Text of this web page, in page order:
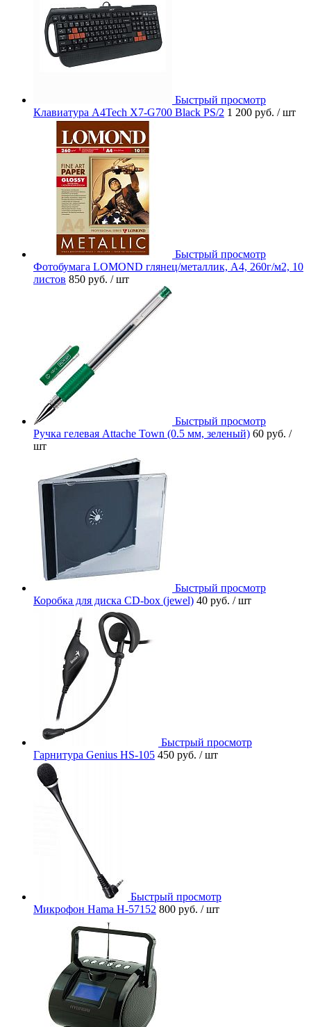
Быстрый просмотр
Клавиатура A4Tech X7-G700 Black PS/2 1 200 руб. / шт
Быстрый просмотр
Фотобумага LOMOND глянец/металлик, А4, 260г/м2, 10
листов 850 руб. / шт
Быстрый просмотр
Ручка гелевая Attache Town (0.5 мм, зеленый) 60 руб. /
шт
Быстрый просмотр
Коробка для диска CD-box (jewel) 40 руб. / шт
Быстрый просмотр
Гарнитура Genius HS-105 450 руб. / шт
Быстрый просмотр
Микрофон Hama H-57152 800 руб. / шт